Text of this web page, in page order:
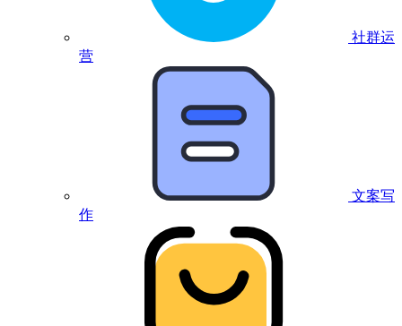
社群运
营
文案写
作